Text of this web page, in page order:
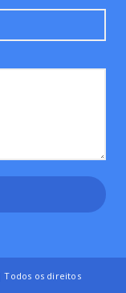
| Todos os direitos